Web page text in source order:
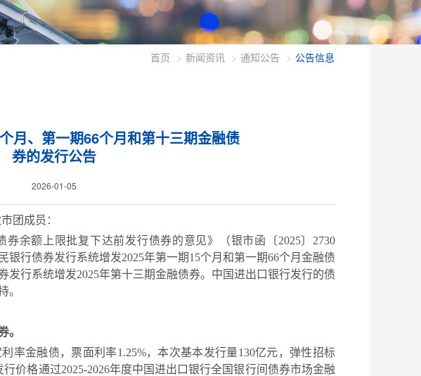
首页 新闻资讯 通知公告 公告信息
月、第一期66个月和第十三期金融债
券的发行公告
2026-01-05
团成员：
券余额上限批复下达前发行债券的意见》（银市函〔 2025〕 2730
银行债券发行系统增发2025年第一期15个月和第一期66个月金融债
发行系统增发2025年第十三期金融债券。中国进出口银行发行的债
。
。
率金融债，票面利率1.25%，本次基本发行量130亿元，弹性招标
行价格通过2025-2026年度中国进出口银行全国银行间债券市场金融